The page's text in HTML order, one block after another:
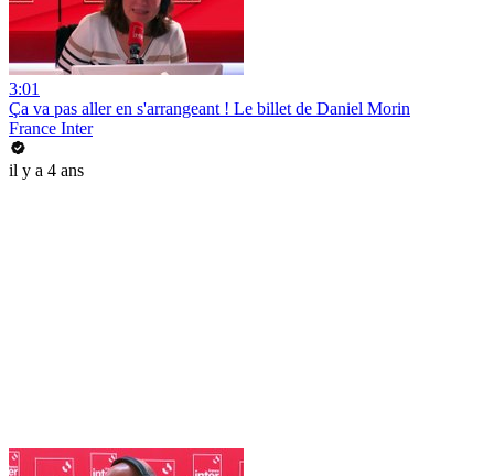
3:01
Ça va pas aller en s'arrangeant ! Le billet de Daniel Morin
France Inter
il y a 4 ans